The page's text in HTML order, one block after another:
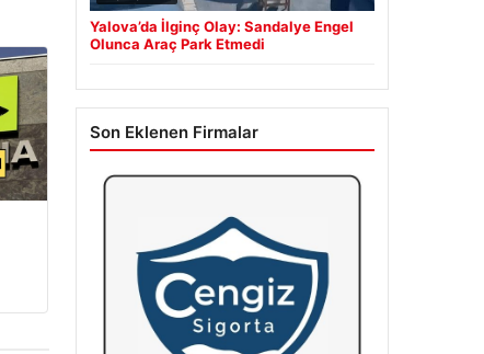
Yalova’da İlginç Olay: Sandalye Engel
Olunca Araç Park Etmedi
Son Eklenen Firmalar